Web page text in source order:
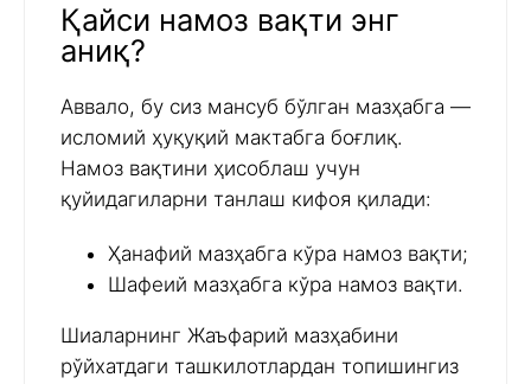
Қайси намоз вақти энг
аниқ?
Аввало, бу сиз мансуб бўлган мазҳабга —
исломий ҳуқуқий мактабга боғлиқ.
Намоз вақтини ҳисоблаш учун
қуйидагиларни танлаш кифоя қилади:
Ҳанафий мазҳабга кўра намоз вақти;
Шафеий мазҳабга кўра намоз вақти.
Шиаларнинг Жаъфарий мазҳабини
рўйхатдаги ташкилотлардан топишингиз